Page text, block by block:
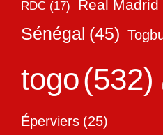
RDC (17) Real Madrid
Sénégal (45)
togo(532)
Éperviers (25)